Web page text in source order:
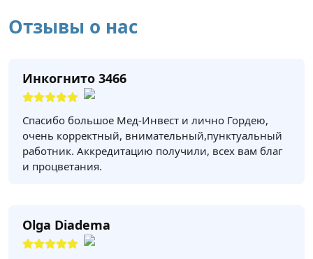
Отзывы о нас
Инкогнито 3466
Спасибо большое Мед-Инвест и лично Гордею,
очень корректный, внимательный,пунктуальный
работник. Аккредитацию получили, всех вам благ
и процветания.
Olga Diadema